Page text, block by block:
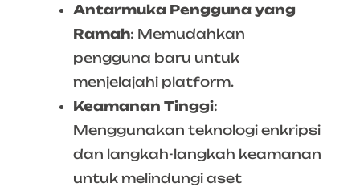
Antarmuka Pengguna yang
Ramah: Memudahkan
pengguna baru untuk
menjelajahi platform.
Keamanan Tinggi:
Menggunakan teknologi enkripsi
dan langkah-langkah keamanan
untuk melindungi aset